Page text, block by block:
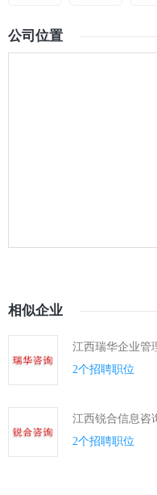
公司位置
相似企业
江西瑞华企业管
2个招聘职位
江西锐合信息咨
2个招聘职位